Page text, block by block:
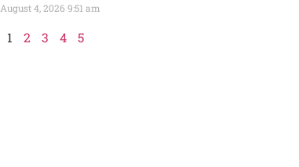
August 4, 2026 9:51 am
1 2 3 4 5